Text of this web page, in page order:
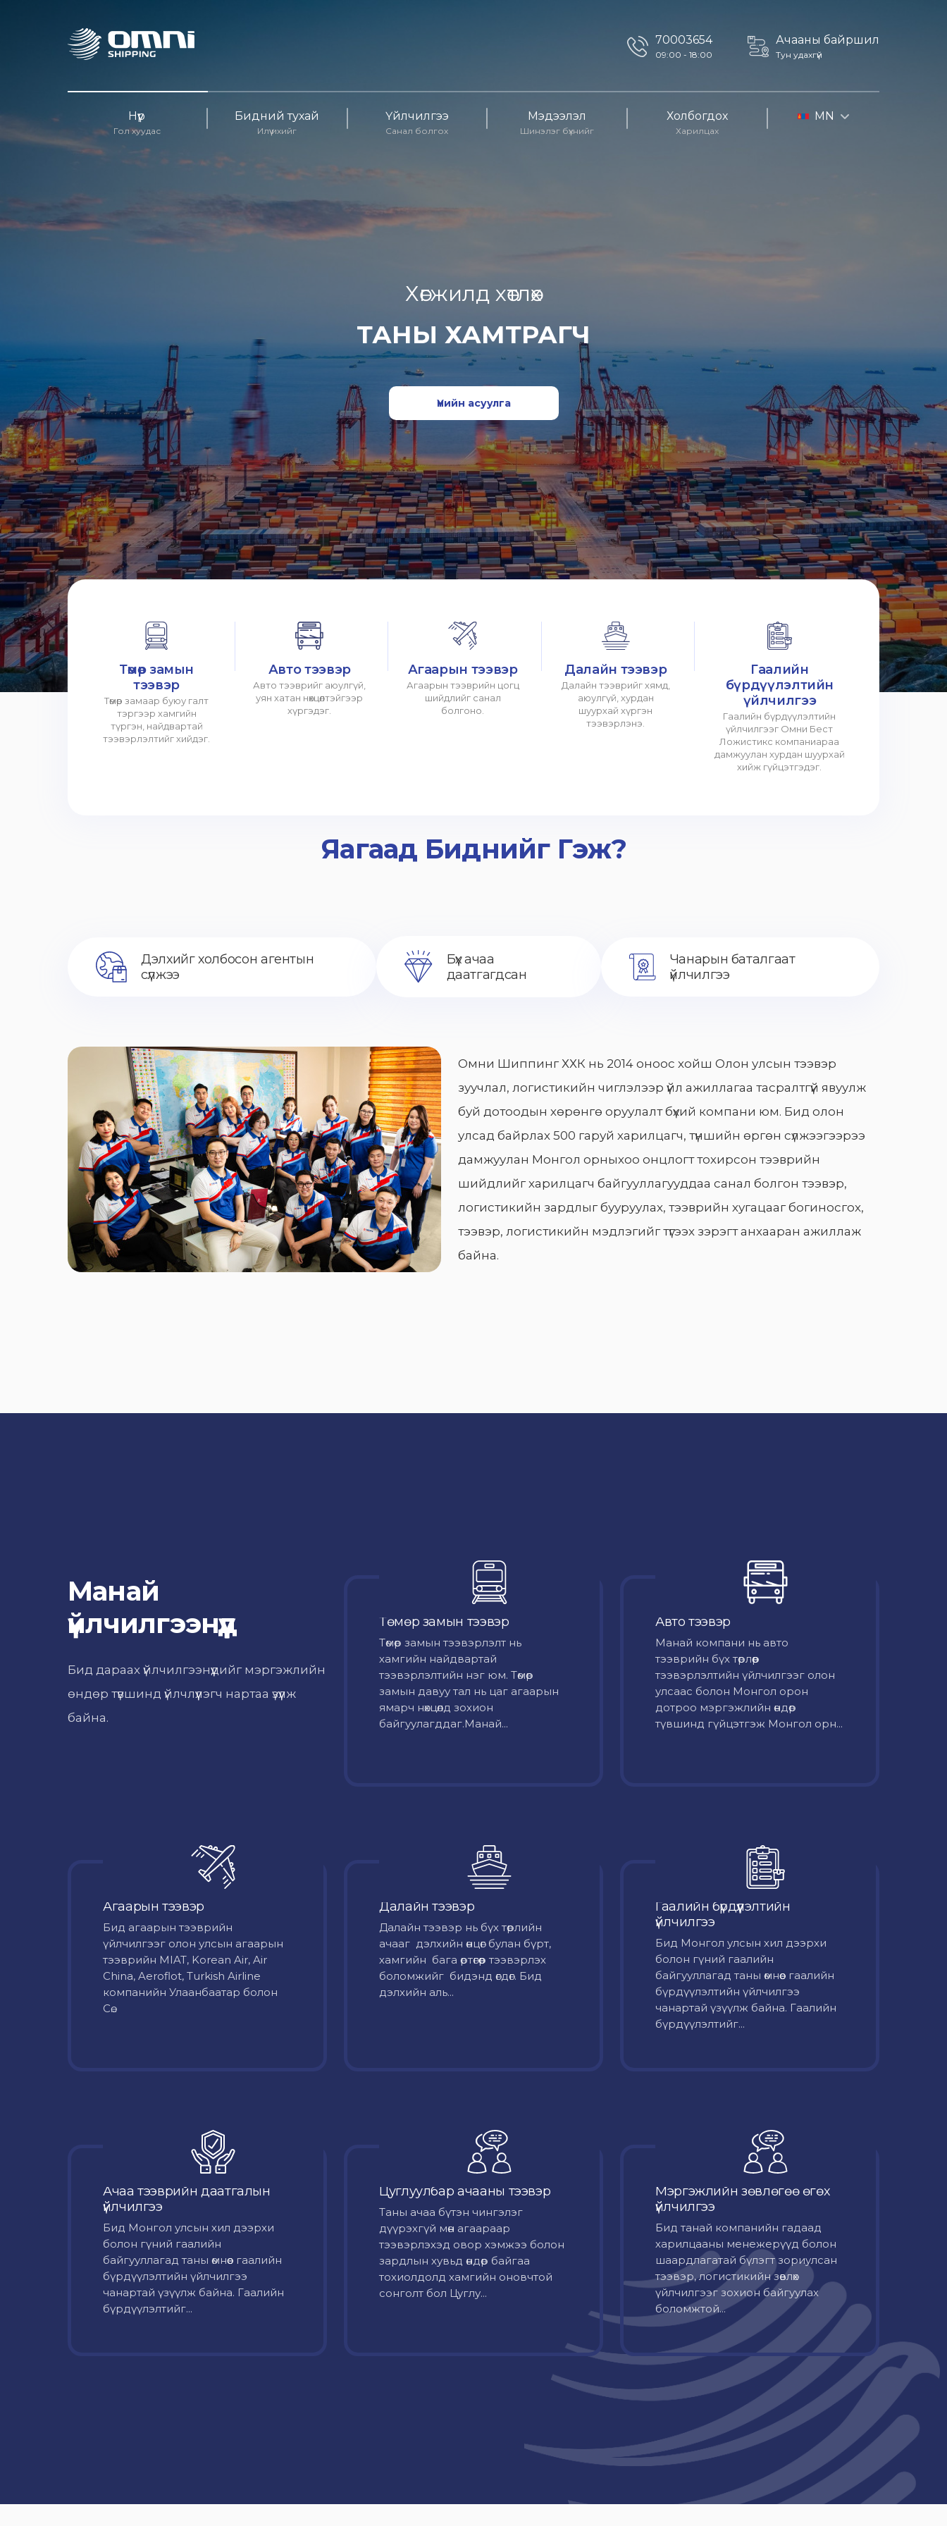
70003654
09:00 - 18:00
Ачааны байршил
Тун удахгүй
Нүүр
Гол хуудас
Бидний тухай
Илүү ихийг
Үйлчилгээ
Санал болгох
Мэдээлэл
Шинэлэг бүхнийг
Холбогдох
Харилцах
MN
Хөгжилд хөтлөх
ТАНЫ ХАМТРАГЧ
Үнийн асуулга
Төмөр замын
тээвэр
Төмөр замаар буюу галт
тэргээр хамгийн
түргэн, найдвартай
тээвэрлэлтийг хийдэг.
Авто тээвэр
Авто тээврийг аюулгүй,
уян хатан нөхцөлтэйгээр
хүргэдэг.
Агаарын тээвэр
Агаарын тээврийн цогц
шийдлийг санал
болгоно.
Далайн тээвэр
Далайн тээврийг хямд,
аюулгүй, хурдан
шуурхай хүргэн
тээвэрлэнэ.
Гаалийн
бүрдүүлэлтийн
үйлчилгээ
Гаалийн бүрдүүлэлтийн
үйлчилгээг Омни Бест
Ложистикс компаниараа
дамжуулан хурдан шуурхай
хийж гүйцэтгэдэг.
Яагаад Биднийг Гэж?
Дэлхийг холбосон агентын
сүлжээ
Бүх ачаа
даатгагдсан
Чанарын баталгаат
үйлчилгээ
Омни Шиппинг ХХК нь 2014 оноос хойш Олон улсын тээвэр
зуучлал, логистикийн чиглэлээр үйл ажиллагаа тасралтгүй явуулж
буй дотоодын хөрөнгө оруулалт бүхий компани юм. Бид олон
улсад байрлах 500 гаруй харилцагч, түншийн өргөн сүлжээгээрээ
дамжуулан Монгол орныхоо онцлогт тохирсон тээврийн
шийдлийг харилцагч байгууллагууддаа санал болгон тээвэр,
логистикийн зардлыг бууруулах, тээврийн хугацааг богиносгох,
тээвэр, логистикийн мэдлэгийг түгээх зэрэгт анхааран ажиллаж
байна.
Манай
үйлчилгээнүүд
Бид дараах үйлчилгээнүүдийг мэргэжлийн
өндөр түвшинд үйлчлүүлэгч нартаа үзүүлж
байна.
Төмөр замын тээвэр
Төмөр замын тээвэрлэлт нь
хамгийн найдвартай
тээвэрлэлтийн нэг юм. Төмөр
замын давуу тал нь цаг агаарын
ямарч нөхцөлд зохион
байгуулагддаг.Манай...
Авто тээвэр
Mанай компани нь авто
тээврийн бүх төрлөөр
тээвэрлэлтийн үйлчилгээг олон
улсаас болон Монгол орон
дотроо мэргэжлийн өндөр
түвшинд гүйцэтгэж Монгол орн...
Агаарын тээвэр
Бид агаарын тээврийн
үйлчилгээг олон улсын агаарын
тээврийн MIAT, Korean Air, Air
China, Aeroflot, Turkish Airline
компанийн Улаанбаатар болон
Сө...
Далайн тээвэр
Далайн тээвэр нь бүх төрлийн
ачааг дэлхийн өнцөг булан бүрт,
хамгийн бага өртөгөөр тээвэрлэх
боломжийг бидэнд өгдөг. Бид
дэлхийн аль...
Гаалийн бүрдүүлэлтийн
үйлчилгээ
Бид Монгол улсын хил дээрхи
болон гүний гаалийн
байгууллагад таны өмнөөс гаалийн
бүрдүүлэлтийн үйлчилгээ
чанартай үзүүлж байна. Гаалийн
бүрдүүлэлтийг...
Ачаа тээврийн даатгалын
үйлчилгээ
Бид Монгол улсын хил дээрхи
болон гүний гаалийн
байгууллагад таны өмнөөс гаалийн
бүрдүүлэлтийн үйлчилгээ
чанартай үзүүлж байна. Гаалийн
бүрдүүлэлтийг...
Цуглуулбар ачааны тээвэр
Таны ачаа бүтэн чингэлэг
дүүрэхгүй мөн агаараар
тээвэрлэхэд овор хэмжээ болон
зардлын хувьд өндөр байгаа
тохиолдолд хамгийн оновчтой
сонголт бол Цуглу...
Мэргэжлийн зөвлөгөө өгөх
үйлчилгээ
Бид танай компанийн гадаад
харилцааны менежерүүд болон
шаардлагатай бүлэгт зориулсан
тээвэр, логистикийн зөвлөх
үйлчилгээг зохион байгуулах
боломжтой...